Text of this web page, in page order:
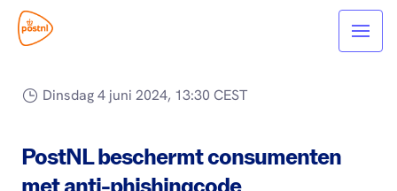
Dinsdag 4 juni 2024, 13:30 CEST
PostNL beschermt consumenten